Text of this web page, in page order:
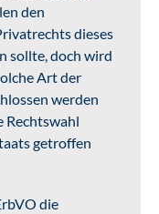
den
dieses
sollte, doch wird
Art der
werden
Rechtswahl
getroffen
die